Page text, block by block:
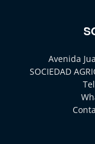
Avenida
SOCIEDAD